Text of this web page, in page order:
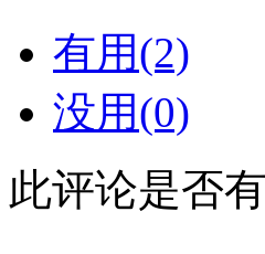
有用(2)
没用(0)
此评论是否